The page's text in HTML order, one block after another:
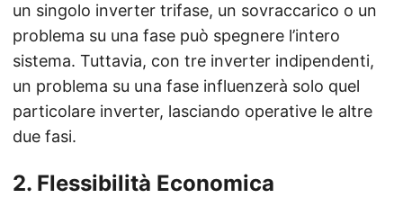
un singolo inverter trifase, un sovraccarico o un
problema su una fase può spegnere l’intero
sistema. Tuttavia, con tre inverter indipendenti,
un problema su una fase influenzerà solo quel
particolare inverter, lasciando operative le altre
due fasi.
2. Flessibilità Economica